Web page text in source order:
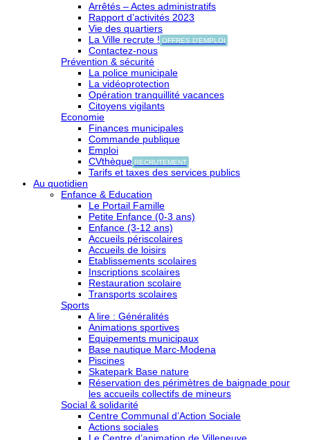
Arrêtés – Actes administratifs
Rapport d’activités 2023
Vie des quartiers
La Ville recrute ! OFFRES D'EMPLOI
Contactez-nous
Prévention & sécurité
La police municipale
La vidéoprotection
Opération tranquillité vacances
Citoyens vigilants
Economie
Finances municipales
Commande publique
Emploi
CVthèque RECRUTEMENT
Tarifs et taxes des services publics
Au quotidien
Enfance & Education
Le Portail Famille
Petite Enfance (0-3 ans)
Enfance (3-12 ans)
Accueils périscolaires
Accueils de loisirs
Etablissements scolaires
Inscriptions scolaires
Restauration scolaire
Transports scolaires
Sports
A lire : Généralités
Animations sportives
Equipements municipaux
Base nautique Marc-Modena
Piscines
Skatepark Base nature
Réservation des périmètres de baignade pour
les accueils collectifs de mineurs
Social & solidarité
Centre Communal d’Action Sociale
Actions sociales